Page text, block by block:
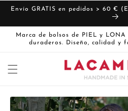
directamente
Envío GRATIS en pedidos > 60 €
Marca de bolsos de PIEL y LONA
duraderos. Diseño, calidad y
La
directamente
a la